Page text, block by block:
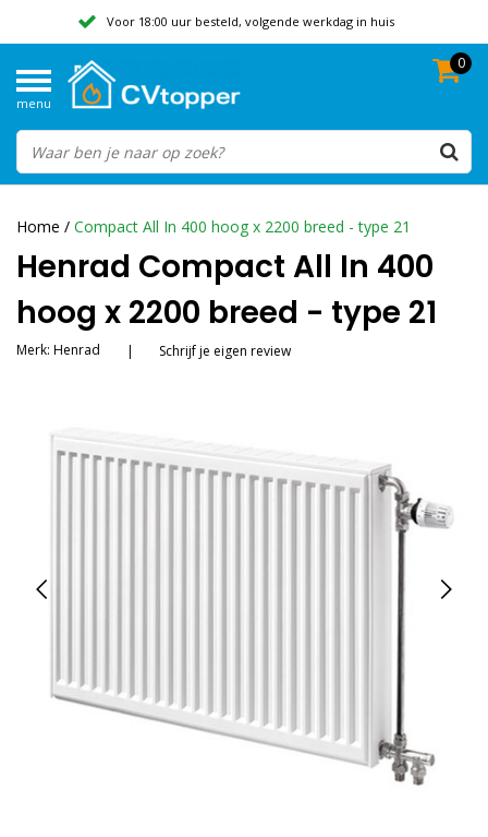
Voor 18:00 uur besteld, volgende werkdag in huis
Beoordeeld met een 9,8
menu
0
Home / Compact All In 400 hoog x 2200 breed - type 21
Henrad Compact All In 400
hoog x 2200 breed - type 21
Merk: Henrad | Schrijf je eigen review